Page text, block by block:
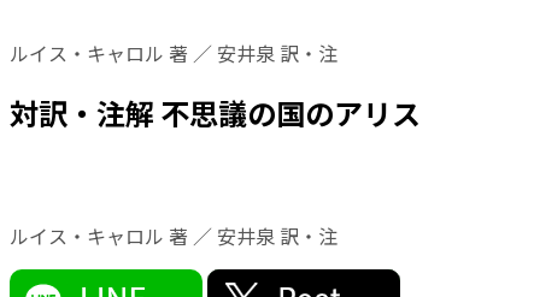
ルイス・キャロル 著 ／ 安井泉 訳・注
対訳・注解 不思議の国のアリス
ルイス・キャロル 著 ／ 安井泉 訳・注